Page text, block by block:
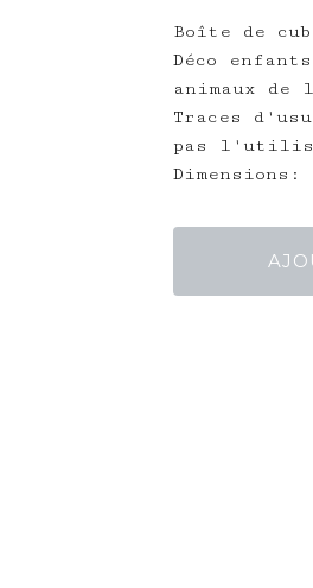
Boîte de
Déco
animaux de
Traces
pas
Dimensions: